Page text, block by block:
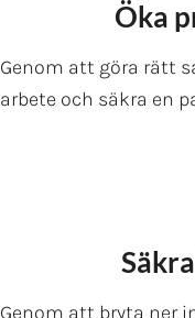
Öka
Genom att göra rätt
arbete och säkra en
Genom att bryta ner